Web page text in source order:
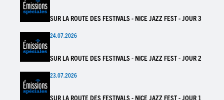
SUR LA ROUTE DES FESTIVALS - NICE JAZZ FEST - JOUR 3
24.07.2026
SUR LA ROUTE DES FESTIVALS - NICE JAZZ FEST - JOUR 2
23.07.2026
SUR LA ROUTE DES FESTIVALS - NICE JAZZ FEST - JOUR 1